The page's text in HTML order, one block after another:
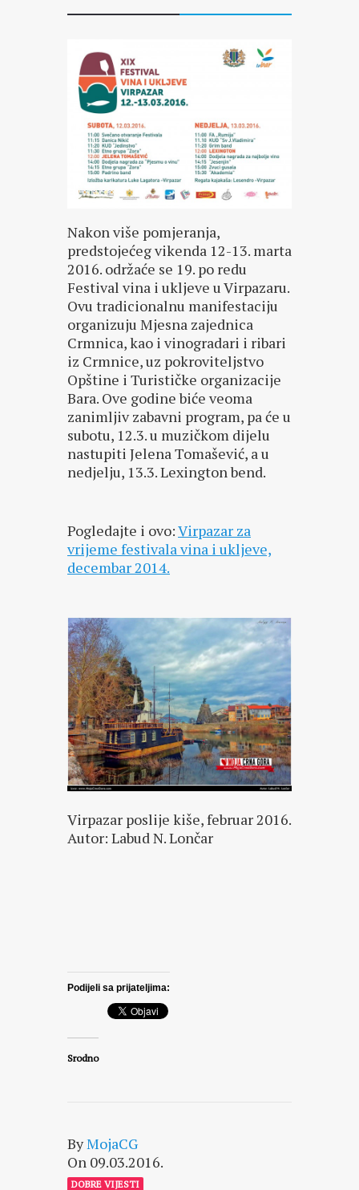
Nakon više pomjeranja,
predstojećeg vikenda 12-13. marta
2016. održaće se 19. po redu
Festival vina i ukljeve u Virpazaru.
Ovu tradicionalnu manifestaciju
organizuju Mjesna zajednica
Crmnica, kao i vinogradari i ribari
iz Crmnice, uz pokroviteljstvo
Opštine i Turističke organizacije
Bara. Ove godine biće veoma
zanimljiv zabavni program, pa će u
subotu, 12.3. u muzičkom dijelu
nastupiti Jelena Tomašević, a u
nedjelju, 13.3. Lexington bend.
Pogledajte i ovo:Virpazar za
vrijeme festivala vina i ukljeve,
decembar 2014.
Virpazar poslije kiše, februar 2016.
Autor: Labud N. Lončar
Podijeli sa prijateljima:
Srodno
ByMojaCG
On 09.03.2016.
DOBRE VIJESTI